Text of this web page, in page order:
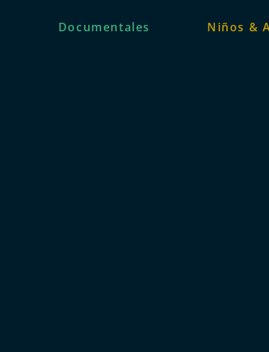
Documentales Niños &